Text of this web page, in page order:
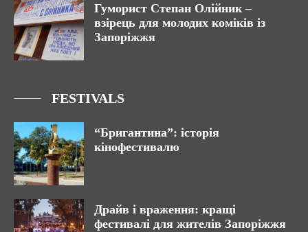
Гуморист Степан Олійник –
взірець для молодих коміків із
Запоріжжя
FESTIVALS
“Бригантина”: історія
кінофестивалю
Драйв і враження: кращі
фестивалі для жителів Запоріжжя